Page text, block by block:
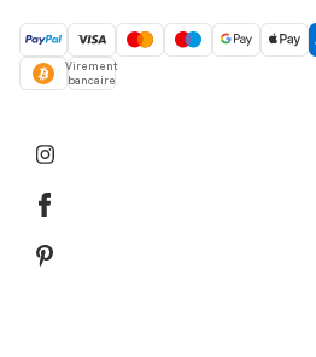
Virement
bancaire